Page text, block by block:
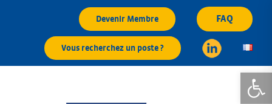
Ouvrir
Devenir Membre FAQ
Vous recherchez un poste ?